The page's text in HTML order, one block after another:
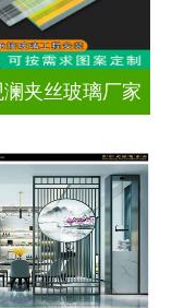
夹丝玻璃厂家